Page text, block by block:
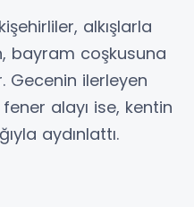
alkışlarla
bayram coşkusuna
Gecenin ilerleyen
alayı ise, kentin
aydınlattı.